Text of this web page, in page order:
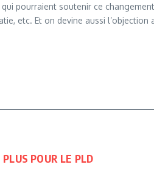
pourraient soutenir ce
etc. Et on devine aussi
POUR LE PLD